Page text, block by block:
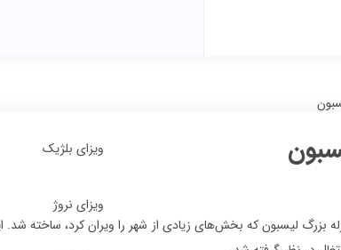
ویزای بلژیک
ویزای نروژ
سال ۱۷۵۵ میلادی، پس از زلزله بزرگ لیسبون که بخش‌های زیادی از شهر را ویران